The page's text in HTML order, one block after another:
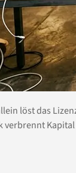
löst das
verbrennt